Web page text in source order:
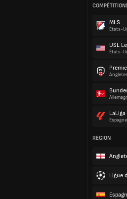
MLS
États-
USL
États-
LaLiga
Espagne
RÉGION
Ligue